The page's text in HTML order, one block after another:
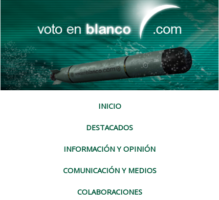
INICIO
DESTACADOS
INFORMACIÓN Y OPINIÓN
COMUNICACIÓN Y MEDIOS
COLABORACIONES